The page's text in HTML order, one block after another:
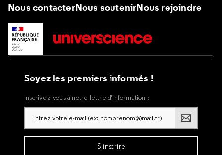
Nous contacterNous soutenirNous rejoindre
Soyez les premiers informés !
Inscrivez-vous à notre lettre d’information :